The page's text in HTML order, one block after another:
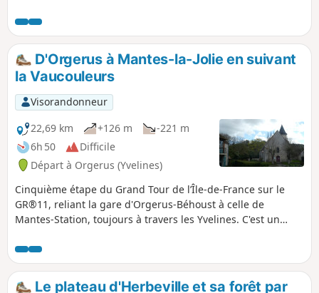
belles églises complètent le tableau.
D'Orgerus à Mantes-la-Jolie en suivant
la Vaucouleurs
Visorandonneur
22,69 km
+126 m
-221 m
6h 50
Difficile
Départ à Orgerus (Yvelines)
Cinquième étape du Grand Tour de l’Île-de-France sur le
GR®11, reliant la gare d'Orgerus-Béhoust à celle de
Mantes-Station, toujours à travers les Yvelines. C'est un
Mantes-la-Jolie, en descendant les vallées de la rivière de
Flexanville, puis de la Vaucouleurs. Le parcours emprunte à
la fois des sentiers en fond de vallée et des sentiers sur les
Le plateau d'Herbeville et sa forêt par